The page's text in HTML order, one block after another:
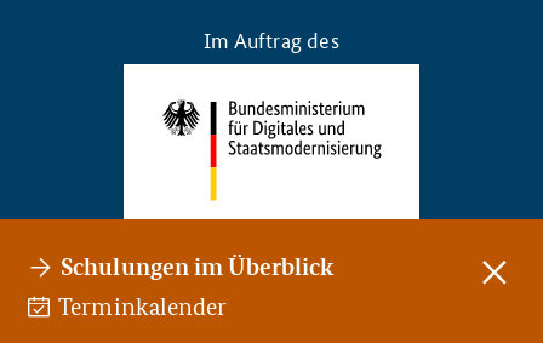
Schulungen im Überblick
Terminkalender
Im Auftrag des